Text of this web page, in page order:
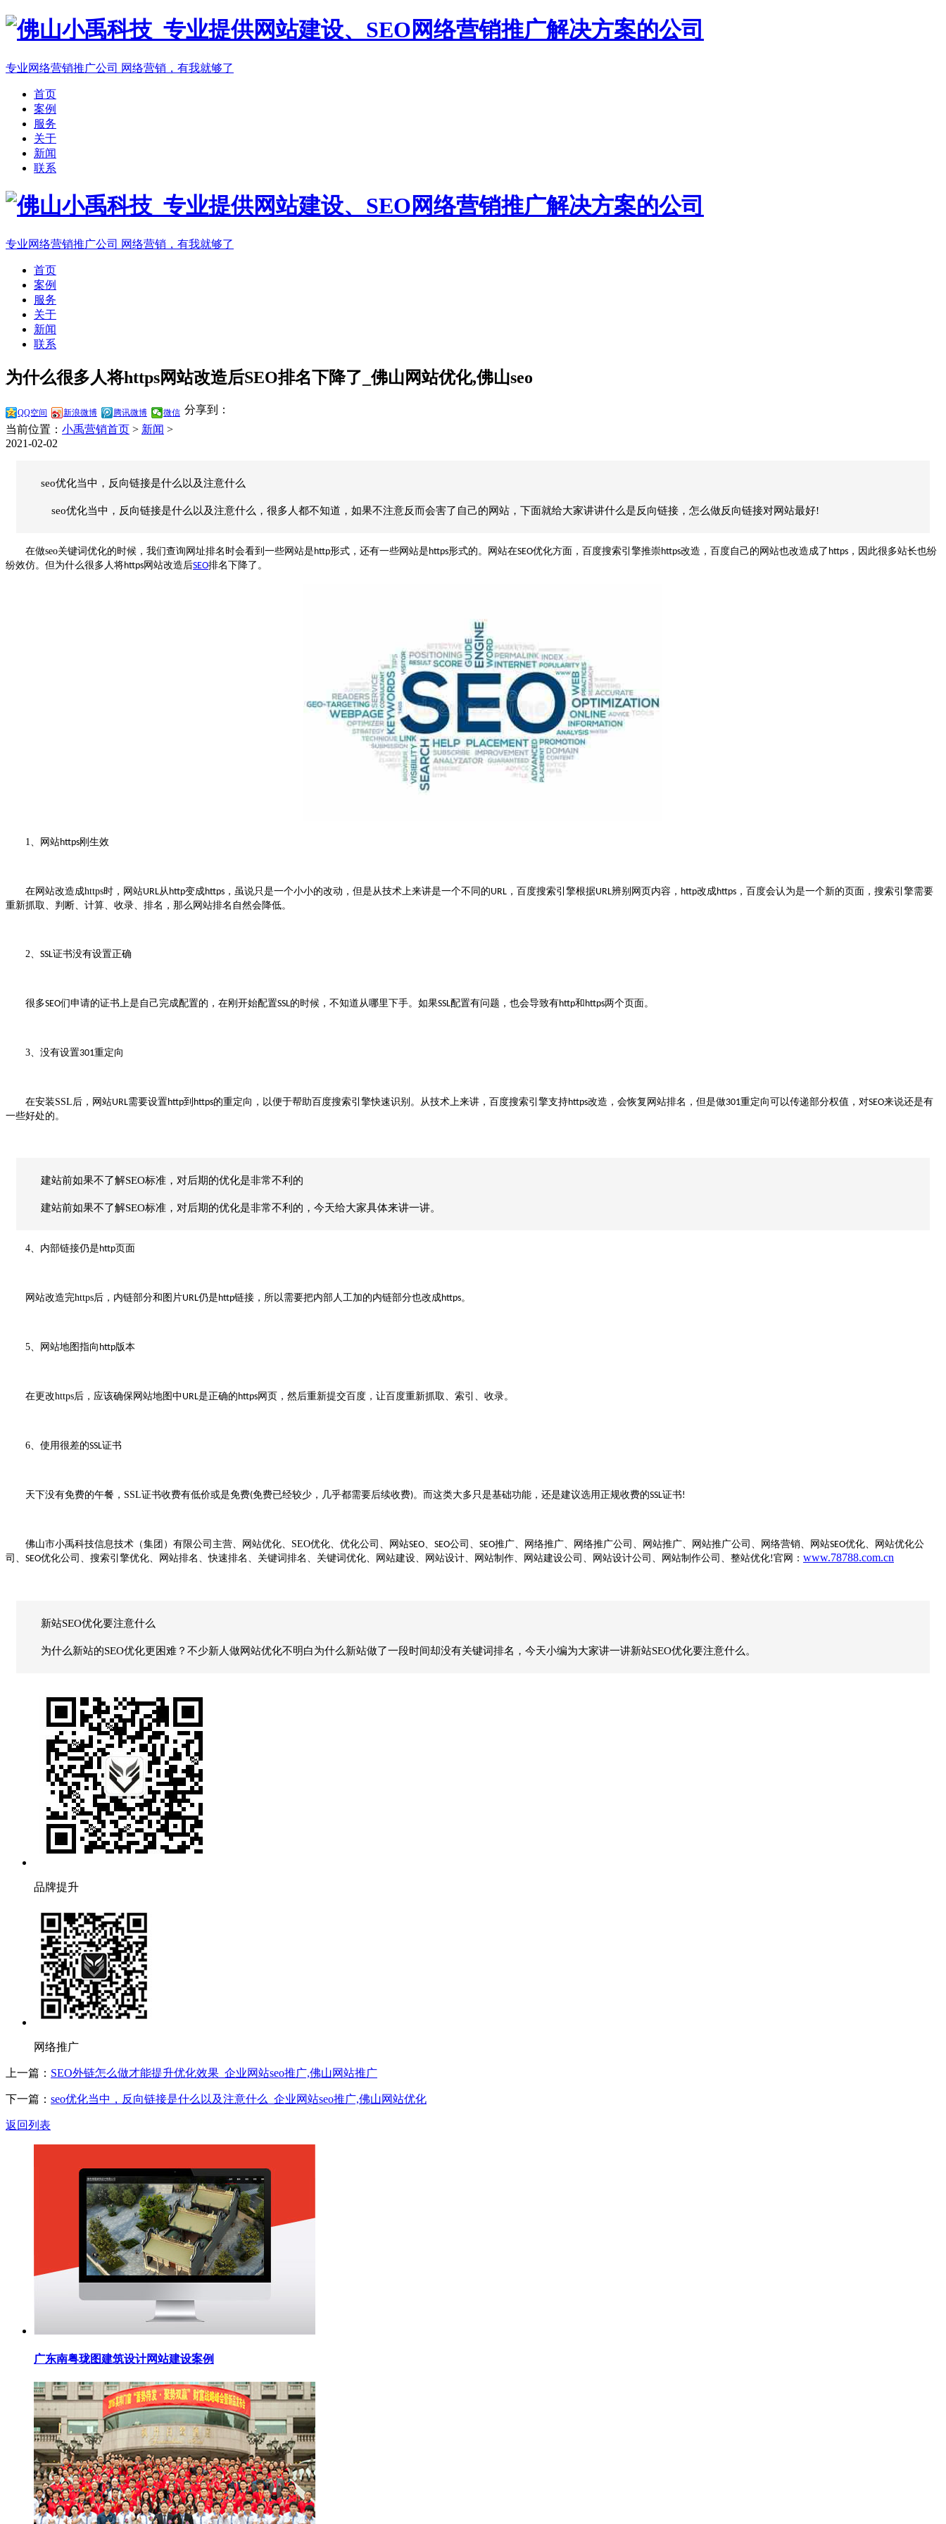
专业网络营销推广公司 网络营销，有我就够了
首页
案例
服务
关于
新闻
联系
专业网络营销推广公司 网络营销，有我就够了
首页
案例
服务
关于
新闻
联系
为什么很多人将https网站改造后SEO排名下降了_佛山网站优化,佛山seo
分享到：
QQ空间 新浪微博 腾讯微博 微信
当前位置： 小禹营销首页 > 新闻 >
2021-02-02
seo优化当中，反向链接是什么以及注意什么
seo优化当中，反向链接是什么以及注意什么，很多人都不知道，如果不注意反而会害了自己的网站，下面就给大家讲讲什么是反向链接，怎么做反向链接对网站最好!
在做seo关键词优化的时候，我们查询网址排名时会看到一些网站是 http形式，还有一些网站是 https形式的。网站在SEO优化方面，百度搜索引擎推崇https改造，百度自己的网站也改造成了 https ，因此很多站长也纷
纷效仿。但为什么很多人将https网站改造后SEO排名下降了。
1 、网站https刚生效
在网站改造成https时，网站URL从 http变成https ，虽说只是一个小小的改动，但是从技术上来讲是一个不同的URL ，百度搜索引擎根据URL辨别网页内容， http改成https ，百度会认为是一个新的页面，搜索引擎需要
重新抓取、判断、计算、收录、排名，那么网站排名自然会降低。
2 SSL证书没有设置正确
很多SEO们申请的证书上是自己完成配置的，在刚开始配置SSL的时候，不知道从哪里下手。如果SSL配置有问题，也会导致有http和 https两个页面。
3 、没有设置301重定向
在安装SSL 后，网站URL需要设置http到 https的重定向，以便于帮助百度搜索引擎快速识别。从技术上来讲，百度搜索引擎支持https改造，会恢复网站排名，但是做301重定向可以传递部分权值，对SEO来说还是有
一些好处的。
建站前如果不了解SEO标准，对后期的优化是非常不利的
建站前如果不了解SEO标准，对后期的优化是非常不利的，今天给大家具体来讲一讲。
4 、内部链接仍是 http页面
网站改造完https后，内链部分和图片URL仍是 http链接，所以需要把内部人工加的内链部分也改成https。
5 、网站地图指向 http版本
在更改https后，应该确保网站地图中URL是正确的 https网页，然后重新提交百度，让百度重新抓取、索引、收录。
6 、使用很差的SSL证书
天下没有免费的午餐， SSL证书收费有低价或是免费(免费已经较少，几乎都需要后续收费)。而这类大多只是基础功能，还是建议选用正规收费的SSL证书!
佛山市小禹科技信息技术（集团）有限公司主营、网站优化、 SEO优化、优化公司、网站SEO SEO公司、 SEO推广、网络推广、网络推广公司、网站推广、网站推广公司、网络营销、网站SEO优化、网站优化公
司、 SEO优化公司、搜索引擎优化、网站排名、快速排名、关键词排名、关键词优化、网站建设、网站设计、网站制作、网站建设公司、网站设计公司、网站制作公司、整站优化!官网： www.78788.com.cn
新站SEO优化要注意什么
为什么新站的SEO优化更困难？不少新人做网站优化不明白为什么新站做了一段时间却没有关键词排名，今天小编为大家讲一讲新站SEO优化要注意什么。
品牌提升
网络推广
上一篇： SEO外链怎么做才能提升优化效果_企业网站seo推广,佛山网站推广
下一篇： seo优化当中，反向链接是什么以及注意什么_企业网站seo推广,佛山网站优化
返回列表
广东南粤珑图建筑设计网站建设案例